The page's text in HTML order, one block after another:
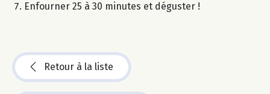
Enfourner 25 à 30 minutes et déguster !
Retour à la liste